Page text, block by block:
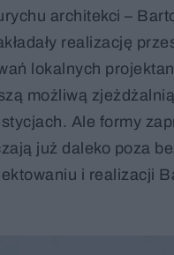
architekci –
realizację
lokalnych
możliwą
Ale formy
już daleko poza
i realizacji